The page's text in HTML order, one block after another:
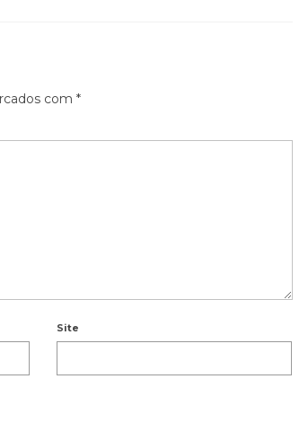
com *
Site